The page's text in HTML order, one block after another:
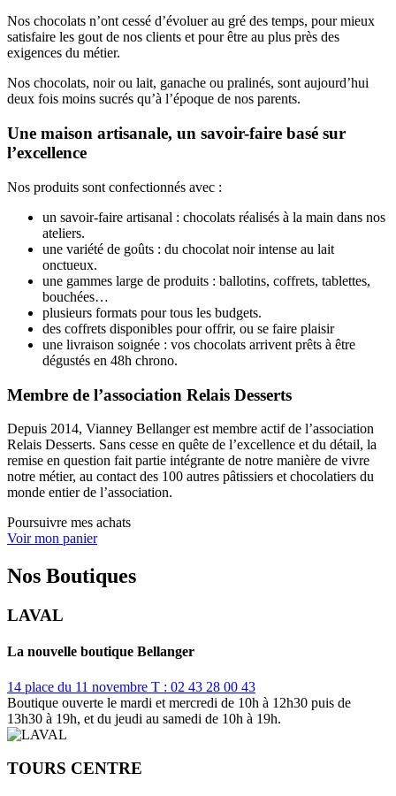
Nos chocolats n’ont cessé d’évoluer au gré des temps, pour mieux
satisfaire les gout de nos clients et pour être au plus près des
exigences du métier.
Nos chocolats, noir ou lait, ganache ou pralinés, sont aujourd’hui
deux fois moins sucrés qu’à l’époque de nos parents.
Une maison artisanale, un savoir-faire basé sur
l’excellence
Nos produits sont confectionnés avec :
un savoir-faire artisanal : chocolats réalisés à la main dans nos
ateliers.
une variété de goûts : du chocolat noir intense au lait
onctueux.
une gammes large de produits : ballotins, coffrets, tablettes,
bouchées…
plusieurs formats pour tous les budgets.
des coffrets disponibles pour offrir, ou se faire plaisir
une livraison soignée : vos chocolats arrivent prêts à être
dégustés en 48h chrono.
Membre de l’association Relais Desserts
Depuis 2014, Vianney Bellanger est membre actif de l’association
Relais Desserts. Sans cesse en quête de l’excellence et du détail, la
remise en question fait partie intégrante de notre manière de vivre
notre métier, au contact des 100 autres pâtissiers et chocolatiers du
monde entier de l’association.
Poursuivre mes achats
Voir mon panier
Nos Boutiques
LAVAL
La nouvelle boutique Bellanger
14 place du 11 novembre T : 02 43 28 00 43
Boutique ouverte le mardi et mercredi de 10h à 12h30 puis de
13h30 à 19h, et du jeudi au samedi de 10h à 19h.
TOURS CENTRE